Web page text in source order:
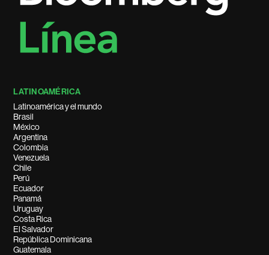
LATINOAMÉRICA
Latinoamérica y el mundo
Brasil
México
Argentina
Colombia
Venezuela
Chile
Perú
Ecuador
Panamá
Uruguay
Costa Rica
El Salvador
República Dominicana
Guatemala